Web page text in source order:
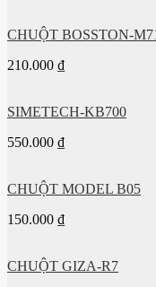
CHUỘT BOSSTON-
210.000 ₫
SIMETECH-KB700
550.000 ₫
CHUỘT MODEL B05
150.000 ₫
CHUỘT GIZA-R7